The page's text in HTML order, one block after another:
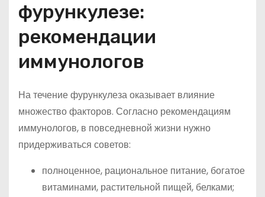
фурункулезе:
рекомендации
иммунологов
На течение фурункулеза оказывает влияние
множество факторов. Согласно рекомендациям
иммунологов, в повседневной жизни нужно
придерживаться советов:
полноценное, рациональное питание, богатое
витаминами, растительной пищей, белками;